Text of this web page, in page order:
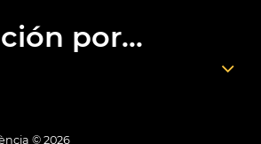
por...
© 2026